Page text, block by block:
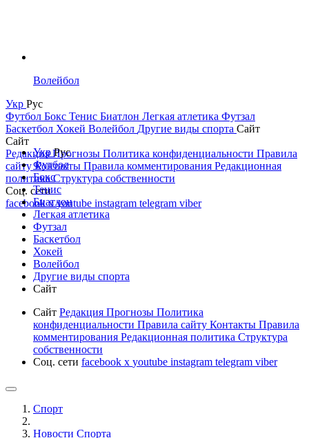
Волейбол
Укр Рус
Футбол Бокс Тенис Биатлон Легкая атлетика Футзал
Баскетбол Хокей Волейбол Другие виды спорта Сайт
Сайт
РедакцияПрогнозы Политика конфиденциальности Правила
сайтуКонтакты Правила комментирования Редакционная
политикаСтруктура собственности
Соц. сети
facebookxyoutube instagram telegram viber
УкрРус
Футбол
Бокс
Тенис
Биатлон
Легкая атлетика
Футзал
Баскетбол
Хокей
Волейбол
Другие виды спорта
Сайт
Сайт Редакция Прогнозы Политика
конфиденциальности Правила сайту Контакты Правила
комментирования Редакционная политика Структура
собственности
Соц. сети facebook x youtube instagram telegram viber
Спорт
Новости Cпорта